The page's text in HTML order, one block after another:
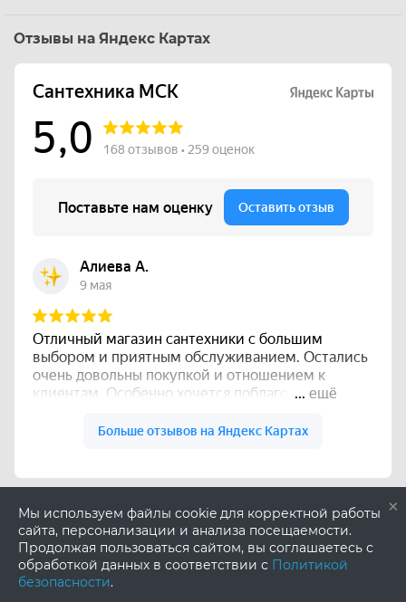
×
Мы используем файлы cookie для корректной работы
сайта, персонализации и анализа посещаемости.
Продолжая пользоваться сайтом, вы соглашаетесь с
обработкой данных в соответствии с Политикой
безопасности.
Отзывы на Яндекс Картах